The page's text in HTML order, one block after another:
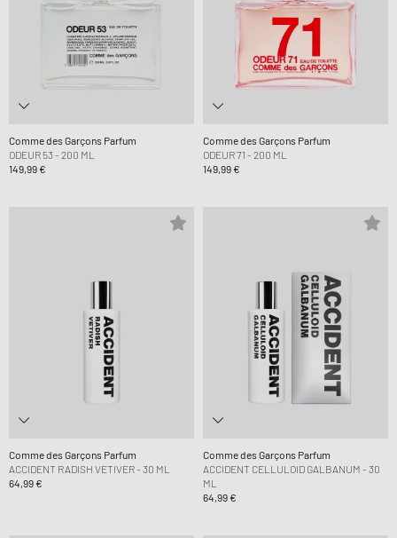
Comme des Garçons Parfum
ODEUR 53 - 200 ML
149,99 €
Comme des Garçons Parfum
ODEUR 71 - 200 ML
149,99 €
Comme des Garçons Parfum
ACCIDENT RADISH VETIVER - 30 ML
64,99 €
Comme des Garçons Parfum
ACCIDENT CELLULOID GALBANUM - 30
ML
64,99 €